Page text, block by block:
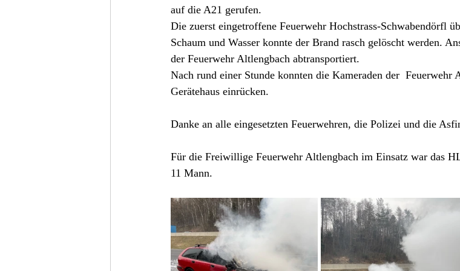
auf die A21 gerufen.
Die zuerst eingetroffene Feuerwehr Hochstrass-Schwabendörfl
Schaum und Wasser konnte der Brand rasch gelöscht werden.
der Feuerwehr Altlengbach abtransportiert.
Nach rund einer Stunde konnten die Kameraden der  Feuerwehr
Gerätehaus einrücken.
Danke an alle eingesetzten Feuerwehren, die Polizei und die
Für die Freiwillige Feuerwehr Altlengbach im Einsatz war das
11 Mann.